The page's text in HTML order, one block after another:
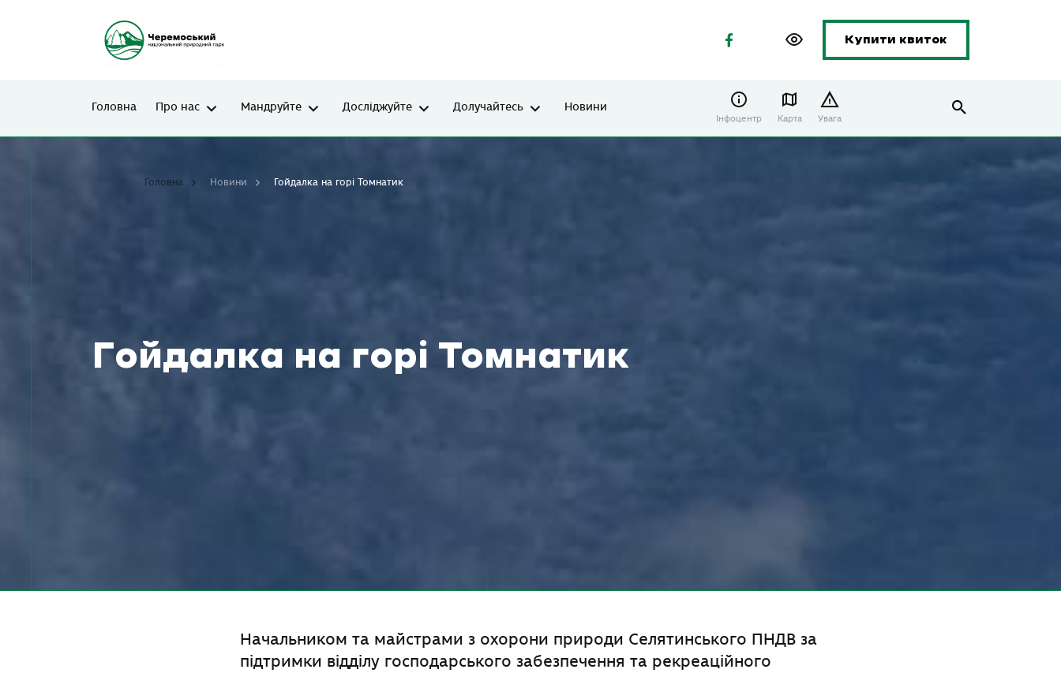
Купити квиток
Головна Про нас Мандруйте Досліджуйте Долучайтесь Новини
Інфоцентр Карта Увага
Гойдалка на горі Томнатик
Головна Новини Гойдалка на горі Томнатик
Начальником та майстрами з охорони природи Селятинського ПНДВ за
підтримки відділу господарського забезпечення та рекреаційного